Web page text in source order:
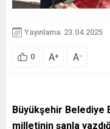
Yayınlama: 23.04.2025
0 A+ A-
Büyükşehir Belediye
milletinin şanla